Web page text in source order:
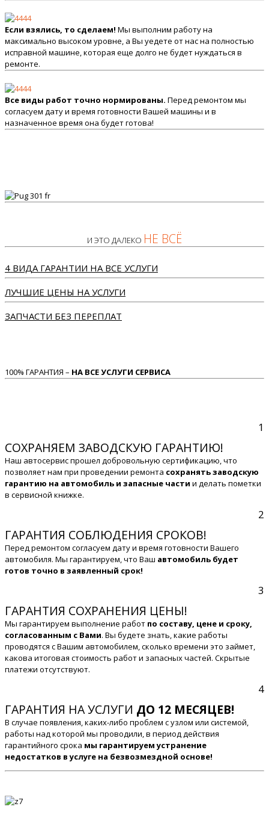
Если взялись, то сделаем! Мы выполним работу на
максимально высоком уровне, а Вы уедете от нас на полностью
исправной машине, которая еще долго не будет нуждаться в
ремонте.
Все виды работ точно нормированы. Перед ремонтом мы
согласуем дату и время готовности Вашей машины и в
назначенное время она будет готова!
И ЭТО ДАЛЕКО НЕ ВСЁ
4 ВИДА ГАРАНТИИ НА ВСЕ УСЛУГИ
ЛУЧШИЕ ЦЕНЫ НА УСЛУГИ
ЗАПЧАСТИ БЕЗ ПЕРЕПЛАТ
100% ГАРАНТИЯ – НА ВСЕ УСЛУГИ СЕРВИСА
1
СОХРАНЯЕМ ЗАВОДСКУЮ ГАРАНТИЮ!
Наш автосервис прошел добровольную сертификацию, что
позволяет нам при проведении ремонта сохранять заводскую
гарантию на автомобиль и запасные части и делать пометки
в сервисной книжке.
2
ГАРАНТИЯ СОБЛЮДЕНИЯ СРОКОВ!
Перед ремонтом согласуем дату и время готовности Вашего
автомобиля. Мы гарантируем, что Ваш автомобиль будет
готов точно в заявленный срок!
3
ГАРАНТИЯ СОХРАНЕНИЯ ЦЕНЫ!
Мы гарантируем выполнение работ по составу, цене и сроку,
согласованным с Вами. Вы будете знать, какие работы
проводятся с Вашим автомобилем, сколько времени это займет,
какова итоговая стоимость работ и запасных частей. Скрытые
платежи отсутствуют.
4
ГАРАНТИЯ НА УСЛУГИ ДО 12 МЕСЯЦЕВ!
В случае появления, каких-либо проблем с узлом или системой,
работы над которой мы проводили, в период действия
гарантийного срока мы гарантируем устранение
недостатков в услуге на безвозмездной основе!